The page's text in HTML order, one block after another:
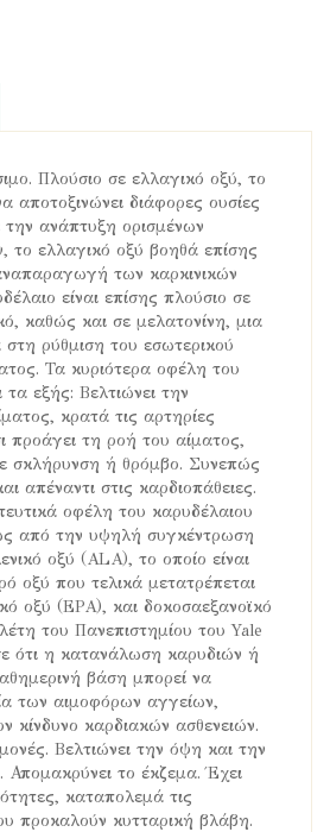
Πλούσιο σε ελλαγικό οξύ, το
αποτοξινώνει διάφορες ουσίες
την ανάπτυξη ορισμένων
το ελλαγικό οξύ βοηθά επίσης
των καρκινικών
είναι επίσης πλούσιο σε
καθώς και σε μελατονίνη, μια
ρύθμιση του εσωτερικού
Τα κυριότερα οφέλη του
τα εξής: Βελτιώνει την
κρατά τις αρτηρίες
προάγει τη ροή του αίματος,
σκλήρυνση ή θρόμβο. Συνεπώς
απέναντι στις καρδιοπάθειες.
οφέλη του καρυδέλαιου
από την υψηλή συγκέντρωση
οξύ (ALA), το οποίο είναι
οξύ που τελικά μετατρέπεται
οξύ (EPA), και δοκοσαεξανοϊκό
του Πανεπιστημίου του Yale
ότι η κατανάλωση καρυδιών ή
βάση μπορεί να
των αιμοφόρων αγγείων,
κίνδυνο καρδιακών ασθενειών.
Βελτιώνει την όψη και την
το έκζεμα. Έχει
καταπολεμά τις
προκαλούν κυτταρική βλάβη.